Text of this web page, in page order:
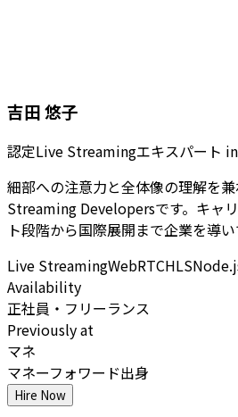
吉田 悠子
認定Live Streamingエキスパート in
細部への注意力と全体像の理解を
Streaming Developersです。キャ
ト段階から国際展開まで企業を導い
Live StreamingWebRTCHLS
Availability
正社員・フリーランス
Previously at
マネ
マネーフォワード出身
Hire Now